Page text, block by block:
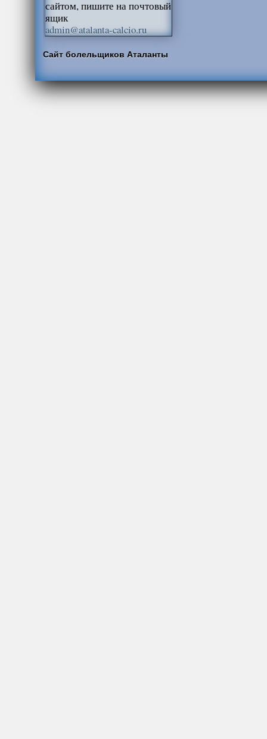
сайтом, пишите на почтовый
ящик
admin@atalanta-calcio.ru
Сайт болельщиков Аталанты